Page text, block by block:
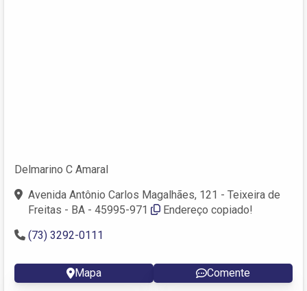
Delmarino C Amaral
Avenida Antônio Carlos Magalhães, 121 - Teixeira de
Freitas - BA - 45995-971
Endereço copiado!
(73) 3292-0111
Mapa Comente